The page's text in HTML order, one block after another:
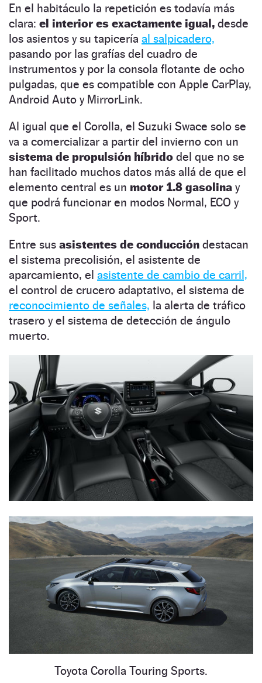
En el habitáculo la repetición es todavía más
clara: el interior es exactamente igual, desde
los asientos y su tapicería al salpicadero,
pasando por las grafías del cuadro de
instrumentos y por la consola flotante de ocho
pulgadas, que es compatible con Apple CarPlay,
Android Auto y MirrorLink.
Al igual que el Corolla, el Suzuki Swace solo se
va a comercializar a partir del invierno con un
sistema de propulsión híbrido del que no se
han facilitado muchos datos más allá de que el
elemento central es un motor 1.8 gasolina y
que podrá funcionar en modos Normal, ECO y
Sport.
Entre sus asistentes de conducción destacan
el sistema precolisión, el asistente de
aparcamiento, el asistente de cambio de carril,
el control de crucero adaptativo, el sistema de
reconocimiento de señales, la alerta de tráfico
trasero y el sistema de detección de ángulo
muerto.
Toyota Corolla Touring Sports.